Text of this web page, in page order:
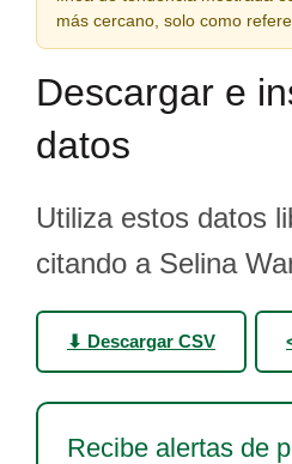
más cercano, solo como
Descargar e
datos
Utiliza estos datos
citando a Selina
⬇ Descargar CSV
Recibe alertas de